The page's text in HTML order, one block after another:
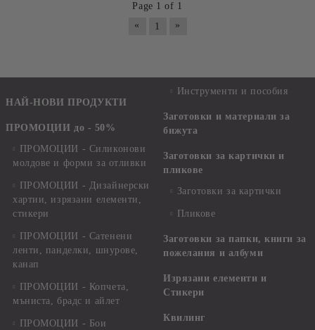
Page 1 of 1
«
1 »
НАЙ-НОВИ ПРОДУКТИ
ПРОМОЦИИ до - 50%
ПРОМОЦИИ - Силиконови
молдове и форми за отливки
ПРОМОЦИИ - Дизайнерски
хартии, изрязани елементи,
стикери
ПРОМОЦИИ - Сатенени
ленти, панделки, шнурове,
канап
ПРОМОЦИИ - Копчета,
мъниста, брадс и айлет
ПРОМОЦИИ - Бои
Инструменти и пособия
Заготовки и материали за
бижута
Заготовки за картички и
пликове
Заготовки за картички
Пликове
Заготовки за папки, книги за
пожелания и албуми
Изрязани елементи и
Стикери
Квилинг